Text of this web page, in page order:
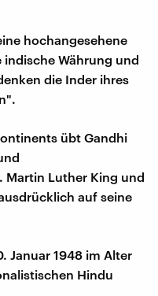
hochangesehene
indische Währung und
die Inder ihres
übt Gandhi
Martin Luther King und
auf seine
Januar 1948 im Alter
Hindu